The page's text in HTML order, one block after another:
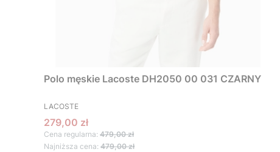
Polo męskie Lacoste DH2050 00 031 CZARNY
PRODUCENT
LACOSTE
Cena promocyjna
279,00 zł
Cena regularna: 479,00 zł
Najniższa cena: 479,00 zł